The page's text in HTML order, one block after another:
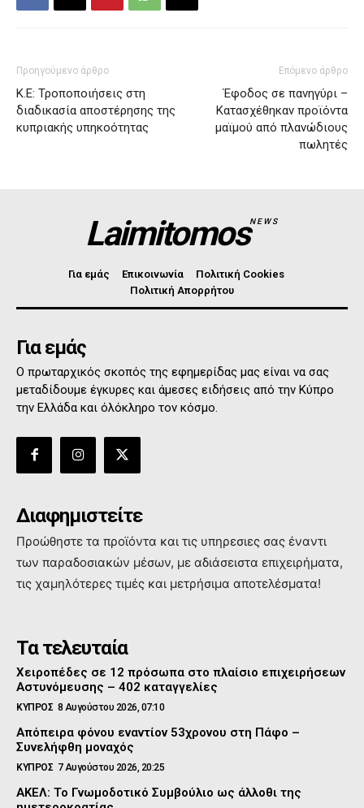
Προηγούμενο άρθρο
Κ.Ε: Τροποποιήσεις στη
διαδικασία αποστέρησης της
κυπριακής υπηκοότητας
Επόμενο άρθρο
Έφοδος σε πανηγύρι –
Κατασχέθηκαν προϊόντα
μαϊμού από πλανώδιους
πωλητές
LaimitomosNEWS
Για εμάς Επικοινωνία
Πολιτική Cookies
Πολιτική Απορρήτου
Για εμάς
Ο πρωταρχικός σκοπός της εφημερίδας μας είναι να σας
μεταδίδουμε έγκυρες και άμεσες ειδήσεις από την Κύπρο
την Ελλάδα και όλόκληρο τον κόσμο.
Διαφημιστείτε
Προώθηστε τα προϊόντα και τις υπηρεσιες σας έναντι
των παραδοσιακών μέσων, με αδιάσειστα επιχειρήματα,
τις χαμηλότερες τιμές και μετρήσιμα αποτελέσματα!
Τα τελευταία
Χειροπέδες σε 12 πρόσωπα στο πλαίσιο επιχειρήσεων
Αστυνόμευσης – 402 καταγγελίες
ΚΥΠΡΟΣ 8 Αυγούστου 2026, 07:10
Απόπειρα φόνου εναντίον 53χρονου στη Πάφο –
Συνελήφθη μοναχός
ΚΥΠΡΟΣ 7 Αυγούστου 2026, 20:25
ΑΚΕΛ: Το Γνωμοδοτικό Συμβούλιο ως άλλοθι της